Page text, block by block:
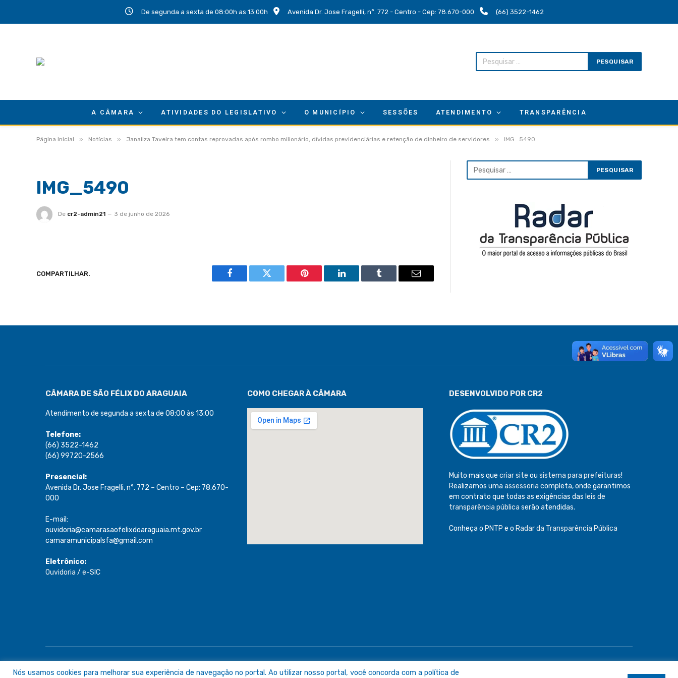
De segunda a sexta de 08:00h as 13:00h Avenida Dr. Jose Fragelli, n°. 772 - Centro - Cep: 78.670-000 (66) 3522-1462
A CÂMARA ATIVIDADES DO LEGISLATIVO O MUNICÍPIO SESSÕES ATENDIMENTO TRANSPARÊNCIA
Página Inicial » Notícias » Janailza Taveira tem contas reprovadas após rombo milionário, dívidas previdenciárias e retenção de dinheiro de servidores » IMG_5490
IMG_5490
De cr2-admin21 3 de junho de 2026
COMPARTILHAR.
Facebook Twitter Pinterest LinkedIn Tumblr Email
CÂMARA DE SÃO FÉLIX DO ARAGUAIA
Atendimento de segunda a sexta de 08:00 às 13:00
Telefone:
(66) 3522-1462
(66) 99720-2566
Presencial:
Avenida Dr. Jose Fragelli, n°. 772 – Centro – Cep: 78.670-
000
E-mail:
ouvidoria@camarasaofelixdoaraguaia.mt.gov.br
camaramunicipalsfa@gmail.com
Eletrônico:
Ouvidoria / e-SIC
COMO CHEGAR À CÂMARA DESENVOLVIDO POR CR2
Muito mais que criar site ou sistema para prefeituras!
Realizamos uma assessoria completa, onde garantimos
em contrato que todas as exigências das leis de
transparência pública serão atendidas.
Conheça o PNTP e o Radar da Transparência Pública
Nós usamos cookies para melhorar sua experiência de navegação no portal. Ao utilizar nosso portal, você concorda com a política de